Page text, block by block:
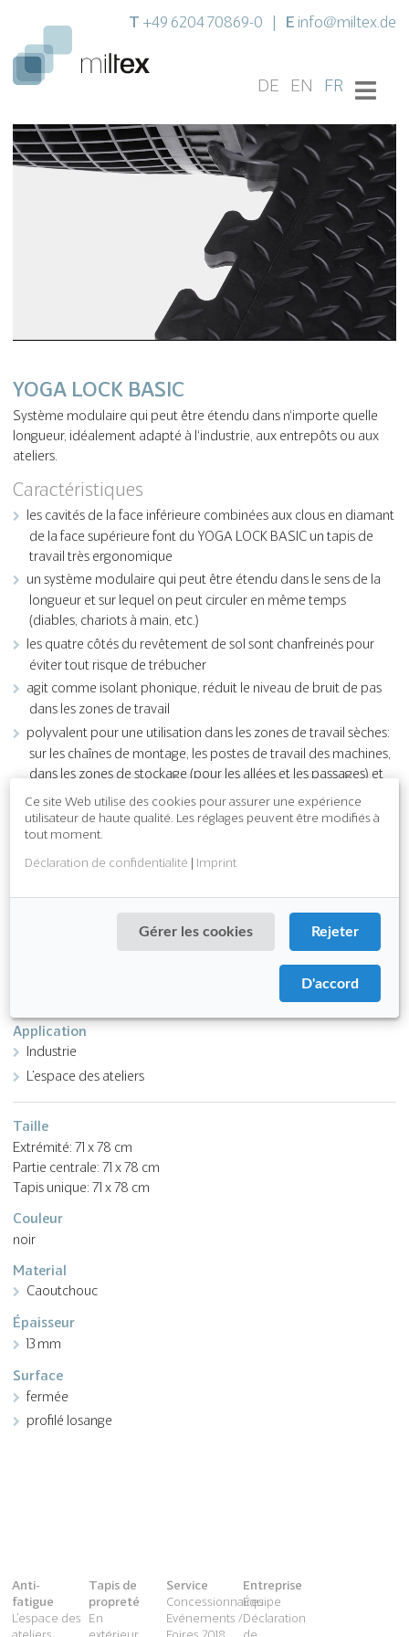
T +49 6204 70869-0 E info@miltex.de
DE EN FR
Fonction
Application
Industrie
L'espace des ateliers
Taille
Extrémité: 71 x 78 cm
Partie centrale: 71 x 78 cm
Tapis unique: 71 x 78 cm
Couleur
noir
Material
Caoutchouc
Épaisseur
13 mm
Surface
fermée
profilé losange
YOGA LOCK BASIC
Système modulaire qui peut être étendu dans n‘importe quelle
longueur, idéalement adapté à l‘industrie, aux entrepôts ou aux
ateliers.
Caractéristiques
les cavités de la face inférieure combinées aux clous en diamant
de la face supérieure font du YOGA LOCK BASIC un tapis de
travail très ergonomique
un système modulaire qui peut être étendu dans le sens de la
longueur et sur lequel on peut circuler en même temps
(diables, chariots à main, etc.)
les quatre côtés du revêtement de sol sont chanfreinés pour
éviter tout risque de trébucher
agit comme isolant phonique, réduit le niveau de bruit de pas
dans les zones de travail
polyvalent pour une utilisation dans les zones de travail sèches:
sur les chaînes de montage, les postes de travail des machines,
dans les zones de stockage (pour les allées et les passages) et
les comptoirs de vente.
Anti-
fatigue
L'espace des
Tapis de
propreté
En
Service
Concessionnaires
Evénements /
Entreprise
Équipe
Déclaration
Ce site Web utilise des cookies pour assurer une expérience
utilisateur de haute qualité. Les réglages peuvent être modifiés à
tout moment.
Déclaration de confidentialité | Imprint
Gérer les cookies Rejeter
D'accord